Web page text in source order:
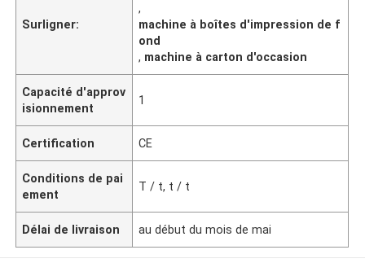
Surligner:
,
machine à boîtes d'impression de f
ond
, machine à carton d'occasion
Capacité d'approv
isionnement
1
Certification CE
Conditions de pai
ement
T / t, t / t
Délai de livraison au début du mois de mai